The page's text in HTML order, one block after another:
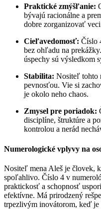
Praktické zmýšľanie:
bývajú racionálne a
dobre zorganizovať
Cieľavedomosť: Číslo
bez ohľadu na
úspechy sú výsledkom
Stabilita: Nositeľ tohto
pevnosťou. Vie si
je okolo neho chaos.
Zmysel pre poriadok:
disciplíne, štruktúre a
kontrolou a nerád
Numerologické vplyvy na
Nositeľ mena Aleš je človek,
spoľahlivo. Číslo 4 v
praktickosť a schopnosť
efektívne. Má prirodzený
trpezlivým inovátorom, keď je